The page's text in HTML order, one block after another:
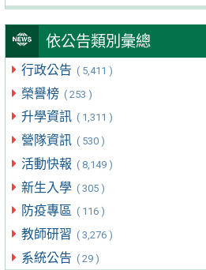
依公告類別彙總
行政公告 ( 5,411 )
榮譽榜 ( 253 )
升學資訊 ( 1,311 )
營隊資訊 ( 530 )
活動快報 ( 8,149 )
新生入學 ( 305 )
防疫專區 ( 116 )
教師研習 ( 3,276 )
系統公告 ( 29 )